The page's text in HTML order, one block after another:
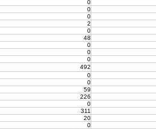
0
0
0
2
0
48
0
0
0
492
0
0
59
226
0
311
20
0